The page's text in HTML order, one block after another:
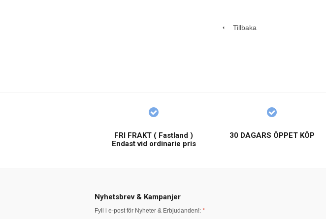
Tillbaka
FRI FRAKT ( Fastland )
Endast vid ordinarie pris
30 DAGARS ÖPPET KÖP
Nyhetsbrev & Kampanjer
Fyll i e-post för Nyheter & Erbjudanden!: *